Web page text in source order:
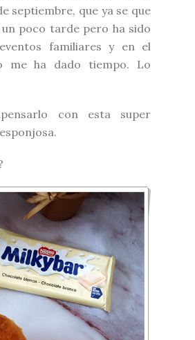
septiembre, que ya se que
poco tarde pero ha sido
familiares y en el
me ha dado tiempo. Lo
con esta super